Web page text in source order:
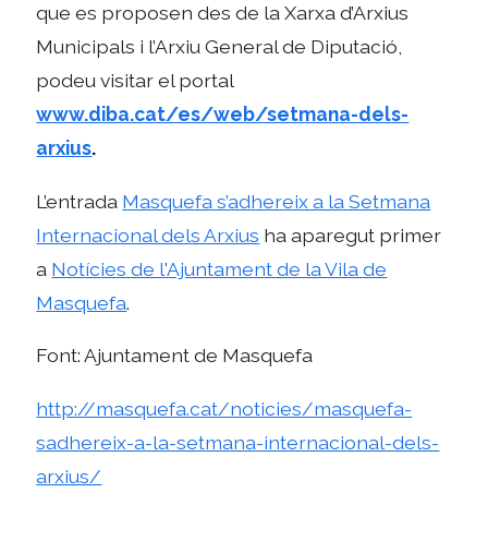
que es proposen des de la Xarxa d’Arxius
Municipals i l’Arxiu General de Diputació,
podeu visitar el portal
www.diba.cat/es/web/setmana-dels-
arxius.
L’entrada Masquefa s’adhereix a la Setmana
Internacional dels Arxius ha aparegut primer
a Notícies de l'Ajuntament de la Vila de
Masquefa.
Font: Ajuntament de Masquefa
http://masquefa.cat/noticies/masquefa-
sadhereix-a-la-setmana-internacional-dels-
arxius/